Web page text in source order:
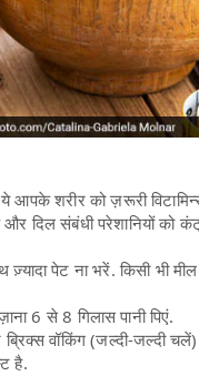
शरीर को ज़रूरी
दिल संबंधी परेशानियों को
पेट ना भरें. किसी भी
6 से 8 गिलास पानी पिएं.
वॉकिंग (जल्दी-जल्दी
है.